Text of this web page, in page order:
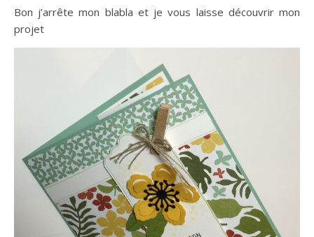
Bon j’arrête mon blabla et je vous laisse découvrir mon
projet